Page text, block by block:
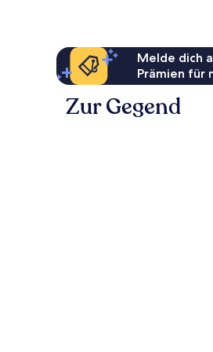
Melde dich
Prämien für
Zur Gegend